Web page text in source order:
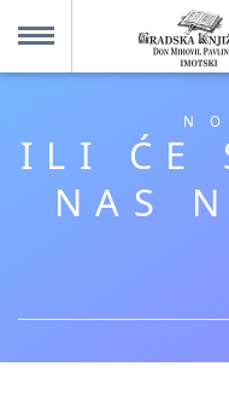
Za korisnike +
Kolajna – Mjesto koje
ILI ĆE
NAS